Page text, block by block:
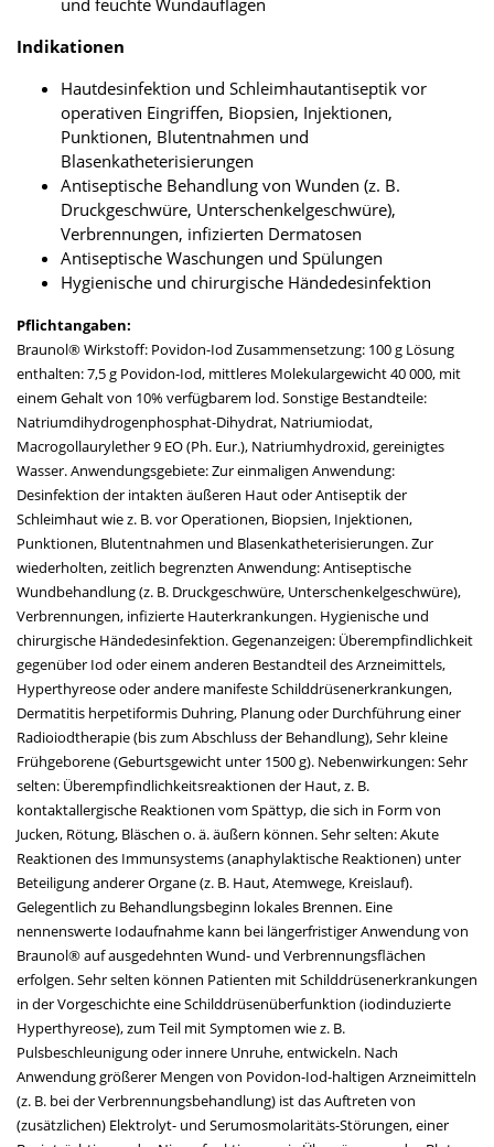
Indikationen
Hautdesinfektion und Schleimhautantiseptik vor
operativen Eingriffen, Biopsien, Injektionen,
Punktionen, Blutentnahmen und
Blasenkatheterisierungen
Antiseptische Behandlung von Wunden (z. B.
Druckgeschwüre, Unterschenkelgeschwüre),
Verbrennungen, infizierten Dermatosen
Antiseptische Waschungen und Spülungen
Hygienische und chirurgische Händedesinfektion
Pflichtangaben:
Braunol® Wirkstoff: Povidon-Iod Zusammensetzung: 100 g Lösung
enthalten: 7,5 g Povidon-Iod, mittleres Molekulargewicht 40 000, mit
einem Gehalt von 10% verfügbarem lod. Sonstige Bestandteile:
Natriumdihydrogenphosphat-Dihydrat, Natriumiodat,
Macrogollaurylether 9 EO (Ph. Eur.), Natriumhydroxid, gereinigtes
Wasser. Anwendungsgebiete: Zur einmaligen Anwendung:
Desinfektion der intakten äußeren Haut oder Antiseptik der
Schleimhaut wie z. B. vor Operationen, Biopsien, Injektionen,
Punktionen, Blutentnahmen und Blasenkatheterisierungen. Zur
wiederholten, zeitlich begrenzten Anwendung: Antiseptische
Wundbehandlung (z. B. Druckgeschwüre, Unterschenkelgeschwüre),
Verbrennungen, infizierte Hauterkrankungen. Hygienische und
chirurgische Händedesinfektion. Gegenanzeigen: Überempfindlichkeit
gegenüber Iod oder einem anderen Bestandteil des Arzneimittels,
Hyperthyreose oder andere manifeste Schilddrüsenerkrankungen,
Dermatitis herpetiformis Duhring, Planung oder Durchführung einer
Radioiodtherapie (bis zum Abschluss der Behandlung), Sehr kleine
Frühgeborene (Geburtsgewicht unter 1500 g). Nebenwirkungen: Sehr
selten: Überempfindlichkeitsreaktionen der Haut, z. B.
kontaktallergische Reaktionen vom Spättyp, die sich in Form von
Jucken, Rötung, Bläschen o. ä. äußern können. Sehr selten: Akute
Reaktionen des Immunsystems (anaphylaktische Reaktionen) unter
Beteiligung anderer Organe (z. B. Haut, Atemwege, Kreislauf).
Gelegentlich zu Behandlungsbeginn lokales Brennen. Eine
nennenswerte Iodaufnahme kann bei längerfristiger Anwendung von
Braunol® auf ausgedehnten Wund- und Verbrennungsflächen
erfolgen. Sehr selten können Patienten mit Schilddrüsenerkrankungen
in der Vorgeschichte eine Schilddrüsenüberfunktion (iodinduzierte
Hyperthyreose), zum Teil mit Symptomen wie z. B.
Pulsbeschleunigung oder innere Unruhe, entwickeln. Nach
Anwendung größerer Mengen von Povidon-Iod-haltigen Arzneimitteln
(z. B. bei der Verbrennungsbehandlung) ist das Auftreten von
(zusätzlichen) Elektrolyt- und Serumosmolaritäts-Störungen, einer